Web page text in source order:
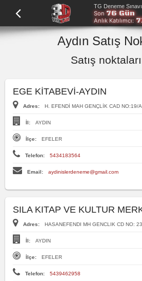
TG Deneme
Son 76 Gün
Anlık Katılımcı:
Aydın Satış
Satış
EGE KİTABEVİ-AYDIN
Adres: H. EFENDİ MAH GENÇLİK CAD NO:19/A
İl: AYDIN
İlçe: EFELER
Telefon: 5434183564
Email: aydinislerdeneme@gmail.com
SILA KITAP VE KULTUR
Adres: HASANEFENDI MH GENCLIK CD NO:
İl: AYDIN
İlçe: EFELER
Telefon: 5439462958